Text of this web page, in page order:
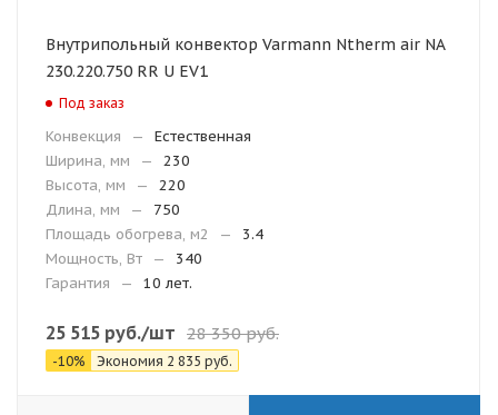
Внутрипольный конвектор Varmann Ntherm air NA
230.220.750 RR U EV1
Под заказ
Конвекция —
Естественная
Ширина, мм
—
230
Высота, мм
—
220
Длина, мм
—
750
Площадь обогрева, м2
—
3.4
Мощность, Вт
—
340
Гарантия
— 10 лет.
25 515 руб./шт 28 350руб.
-10% Экономия 2 835 руб.